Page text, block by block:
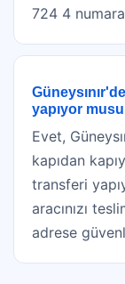
724 4
yapıyor
Evet,
kapıdan
transferi
aracınızı
adrese